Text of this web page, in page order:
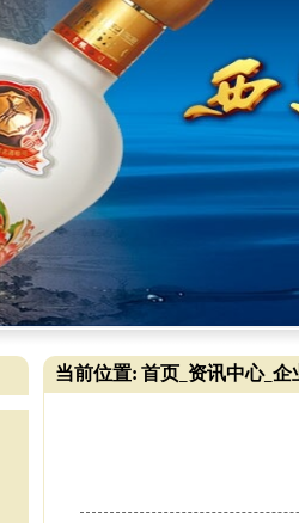
当前位置: 首页 资讯中心_ 企